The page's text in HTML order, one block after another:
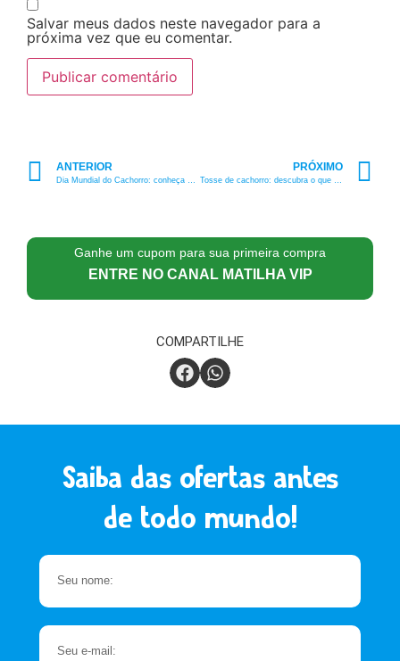
Salvar meus dados neste navegador para a
próxima vez que eu comentar.
ANTERIOR PRÓXIMO
Ganhe um cupom para sua primeira compra
ENTRE NO CANAL MATILHA VIP
COMPARTILHE
Saiba das ofertas antes
de todo mundo!